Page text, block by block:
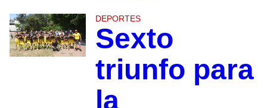
DEPORTES
Sexto
triunfo para
la